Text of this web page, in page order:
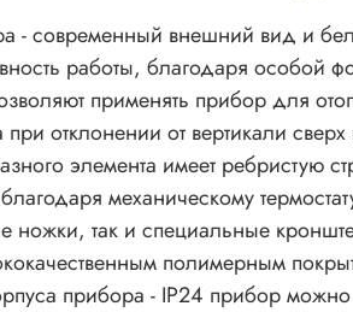
- современный внешний вид и
работы, благодаря особой
применять прибор для
отклонении от вертикали
элемента имеет ребристую
механическому
ножки, так и специальные
полимерным
прибора - IP24 прибор